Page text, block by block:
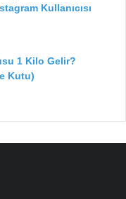
Kullanıcısı
1 Kilo Gelir?
Kutu)